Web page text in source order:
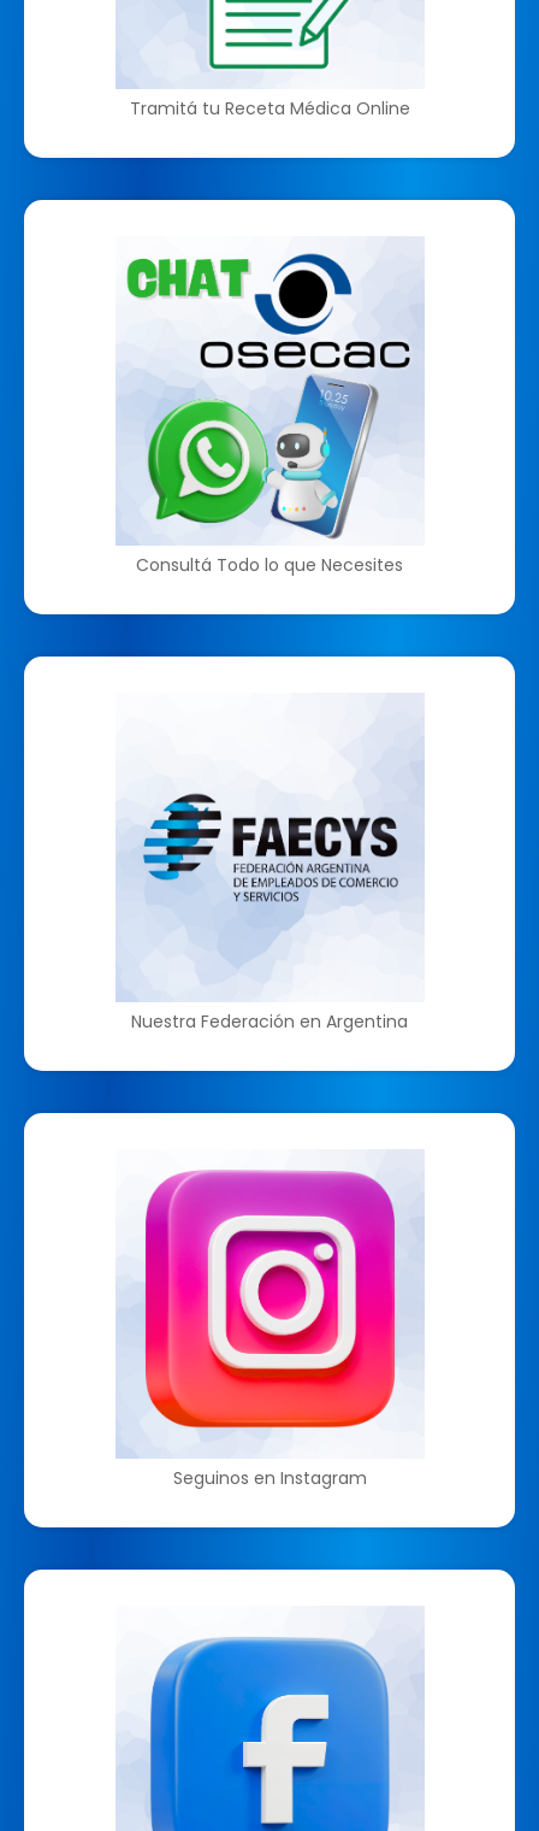
Tramitá tu Receta Médica Online
Consultá Todo lo que Necesites
Nuestra Federación en Argentina
Seguinos en Instagram